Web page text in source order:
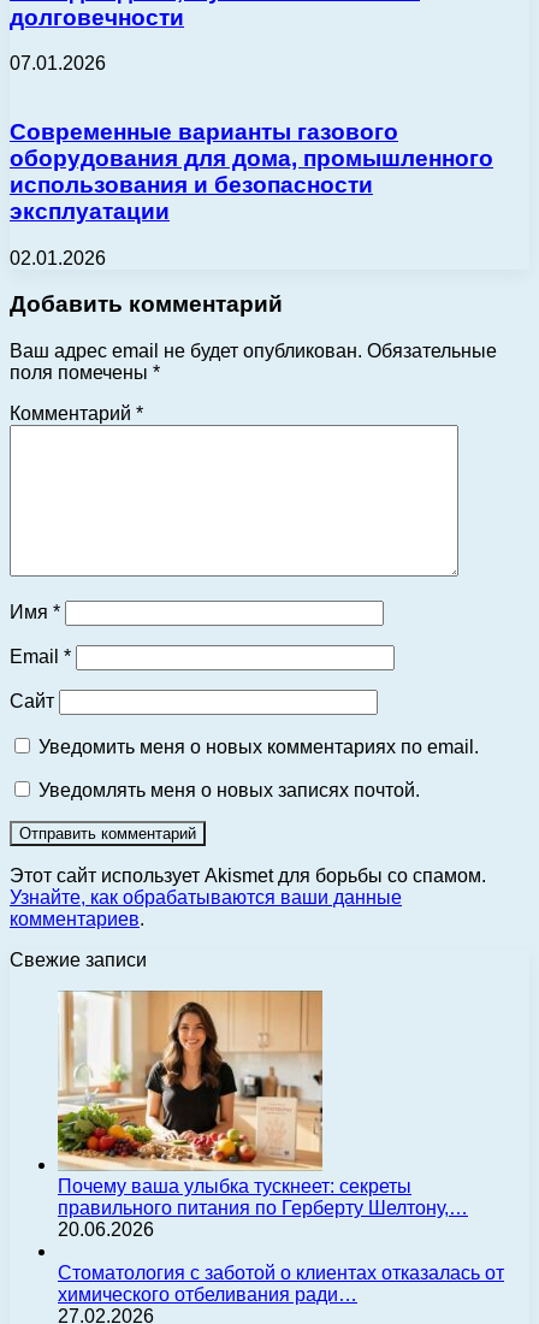
долговечности
07.01.2026
Современные варианты газового
оборудования для дома, промышленного
использования и безопасности
эксплуатации
02.01.2026
Добавить комментарий
Ваш адрес email не будет опубликован. Обязательные
поля помечены *
Комментарий *
Имя *
Email *
Сайт
Уведомить меня о новых комментариях по email.
Уведомлять меня о новых записях почтой.
Этот сайт использует Akismet для борьбы со спамом.
Узнайте, как обрабатываются ваши данные
комментариев.
Свежие записи
Почему ваша улыбка тускнеет: секреты
правильного питания по Герберту Шелтону,…
20.06.2026
Стоматология с заботой о клиентах отказалась от
химического отбеливания ради…
27.02.2026